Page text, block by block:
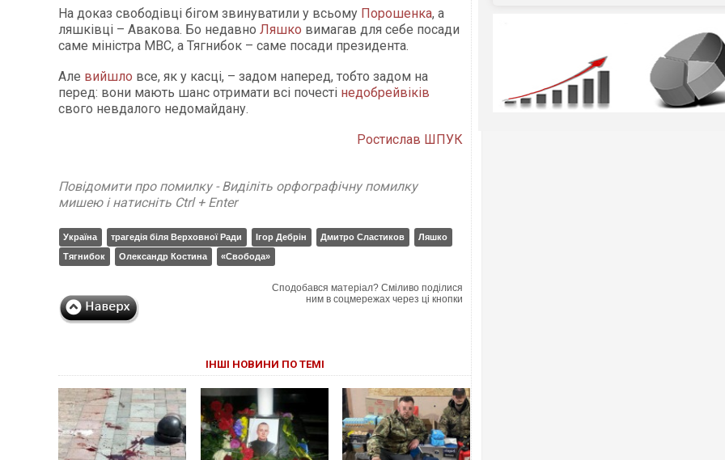
На доказ свободівці бігом звинуватили у всьому Порошенка, а
ляшківці – Авакова. Бо недавно Ляшко вимагав для себе посади
саме міністра МВС, а Тягнибок – саме посади президента.
Але вийшло все, як у касці, – задом наперед, тобто задом на
перед: вони мають шанс отримати всі почесті недобрейвіків
свого невдалого недомайдану.
Ростислав ШПУК
Повідомити про помилку - Виділіть орфографічну помилку
мишею і натисніть Ctrl + Enter
Україна трагедія біля Верховної Ради Ігор Дебрін Дмитро Сластиков
Ляшко
Тягнибок
Олександр Костина «Свобода»
Сподобався матеріал? Сміливо поділися
ним в соцмережах через ці кнопки
ІНШІ НОВИНИ ПО ТЕМІ